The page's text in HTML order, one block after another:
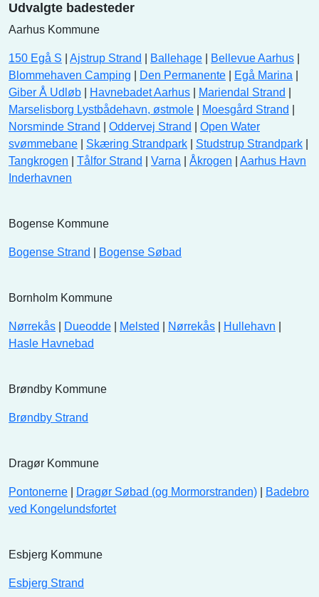
Udvalgte badesteder
Aarhus Kommune
150 Egå S Ajstrup Strand Ballehage Bellevue Aarhus
Blommehaven Camping
Den Permanente Egå Marina
Giber Å Udløb
Havnebadet Aarhus Mariendal Strand
Marselisborg Lystbådehavn, østmole
Moesgård Strand
Norsminde Strand
Oddervej Strand
Open Water
svømmebane
Skæring Strandpark Studstrup Strandpark
Tangkrogen
Tålfor Strand Varna Åkrogen
Aarhus Havn
Inderhavnen
Bogense Kommune
Bogense Strand Bogense Søbad
Bornholm Kommune
Nørrekås Dueodde Melsted Nørrekås Hullehavn
Hasle Havnebad
Brøndby Kommune
Brøndby Strand
Dragør Kommune
Pontonerne Dragør Søbad (og Mormorstranden)
Badebro
ved Kongelundsfortet
Esbjerg Kommune
Esbjerg Strand